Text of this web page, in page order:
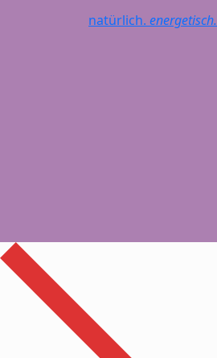
natürlich. energetisch.